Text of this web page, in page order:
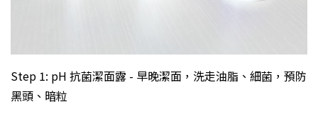
Step 1: pH 抗菌潔面露 - 早晚潔面，洗走油脂、細菌，預防
黑頭、暗粒